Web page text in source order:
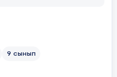
етуге, мемлекеттің
дәрежесін көтеру
деген дипломды
9 сынып